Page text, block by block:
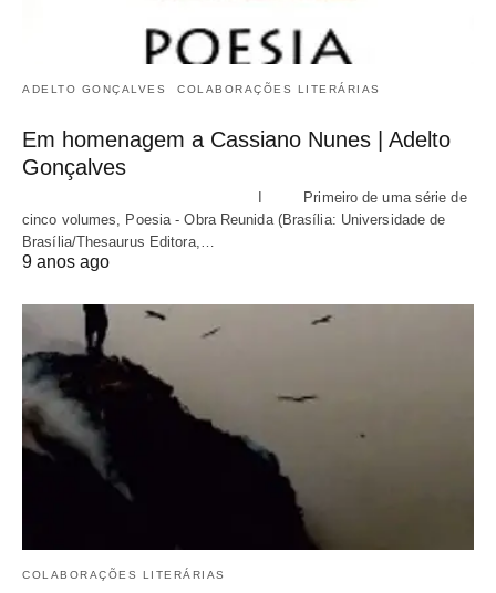
ADELTO GONÇALVES COLABORAÇÕES LITERÁRIAS
Em homenagem a Cassiano Nunes | Adelto
Gonçalves
I Primeiro de uma série de
cinco volumes, Poesia - Obra Reunida (Brasília: Universidade de
Brasília/Thesaurus Editora,…
9 anos ago
COLABORAÇÕES LITERÁRIAS